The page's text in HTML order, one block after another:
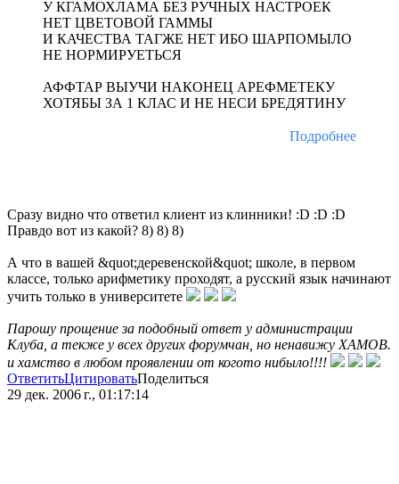
У КГАМОХЛАМА БЕЗ РУЧНЫХ НАСТРОЕК
НЕТ ЦВЕТОВОЙ ГАММЫ
И КАЧЕСТВА ТАГЖЕ НЕТ ИБО ШАРПОМЫЛО
НЕ НОРМИРУЕТЬСЯ
АФФТАР ВЫУЧИ НАКОНЕЦ АРЕФМЕТЕКУ
ХОТЯБЫ ЗА 1 КЛАС И НЕ НЕСИ БРЕДЯТИНУ
Подробнее
Сразу видно что ответил клиент из клинники! :D :D :D
Правдо вот из какой? 8) 8) 8)
А что в вашей &quot;деревенской&quot; школе, в первом
классе, только арифметику проходят, а русский язык начинают
учить только в университете
Парошу прощение за подобный ответ у администрации
Клуба, а текже у всех других форумчан, но ненавижу ХАМОВ.
и хамство в любом проявлении от когото нибыло!!!!
ОтветитьЦитироватьПоделиться
29 дек. 2006 г., 01:17:14